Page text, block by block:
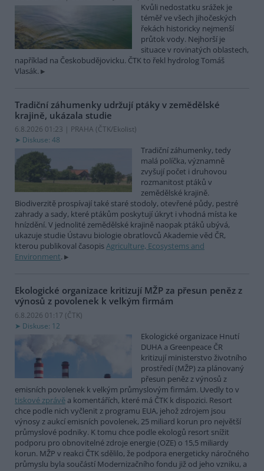
Kvůli nedostatku srážek je
téměř ve všech jihočeských
řekách historicky nejmenší
průtok vody. Nejhorší je
situace v rovinatých oblastech,
například na Českobudějovicku. ČTK to řekl hydrolog Tomáš
Vlasák.
Tradiční záhumenky udržují ptáky v zemědělské
krajině, ukázala studie
6.8.2026 01:23 | PRAHA (ČTK/Ekolist)
Diskuse: 48
Tradiční záhumenky, tedy
malá políčka, významně
zvyšují počet i druhovou
rozmanitost ptáků v
zemědělské krajině.
Biodiverzitě prospívají také staré stodoly, otevřené půdy, pestré
zahrady a sady, které ptákům poskytují úkryt i vhodná místa ke
hnízdění. V jednolité zemědělské krajině naopak ptáků ubývá,
ukazuje studie Ústavu biologie obratlovců Akademie věd ČR,
kterou publikoval časopisAgriculture, Ecosystems and
Environment.
Ekologické organizace kritizují MŽP za přesun peněz z
výnosů z povolenek k velkým firmám
6.8.2026 01:17 (ČTK)
Diskuse: 12
Ekologické organizace Hnutí
DUHA a Greenpeace ČR
kritizují ministerstvo životního
prostředí (MŽP) za plánovaný
přesun peněz z výnosů z
emisních povolenek k velkým průmyslovým firmám. Uvedly to v
tiskové zprávě a komentářích, které má ČTK k dispozici. Resort
chce podle nich vyčlenit z programu EUA, jehož zdrojem jsou
výnosy z aukcí emisních povolenek, 25 miliard korun pro největší
průmyslové podniky. K tomu chce podle ekologů resort snížit
podporu pro obnovitelné zdroje energie (OZE) o 15,5 miliardy
korun. MŽP v reakci ČTK sdělilo, že podpora energeticky náročného
průmyslu byla součástí Modernizačního fondu již od jeho vzniku, a